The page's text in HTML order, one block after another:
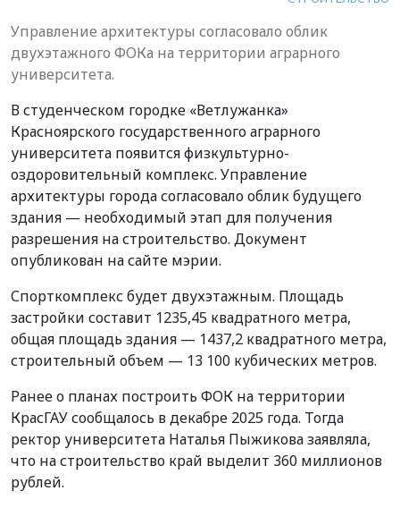
Управление архитектуры согласовало облик
двухэтажного ФОКа на территории аграрного
университета.
В студенческом городке «Ветлужанка»
Красноярского государственного аграрного
университета появится физкультурно-
оздоровительный комплекс. Управление
архитектуры города согласовало облик будущего
здания — необходимый этап для получения
разрешения на строительство. Документ
опубликован на сайте мэрии.
Спорткомплекс будет двухэтажным. Площадь
застройки составит 1235,45 квадратного метра,
общая площадь здания — 1437,2 квадратного метра,
строительный объем — 13 100 кубических метров.
Ранее о планах построить ФОК на территории
КрасГАУ сообщалось в декабре 2025 года. Тогда
ректор университета Наталья Пыжикова заявляла,
что на строительство край выделит 360 миллионов
рублей.